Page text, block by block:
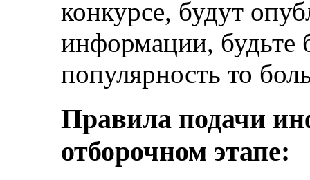
конкурсе, будут
информации,
популярность то
Правила подачи
отборочном этапе: